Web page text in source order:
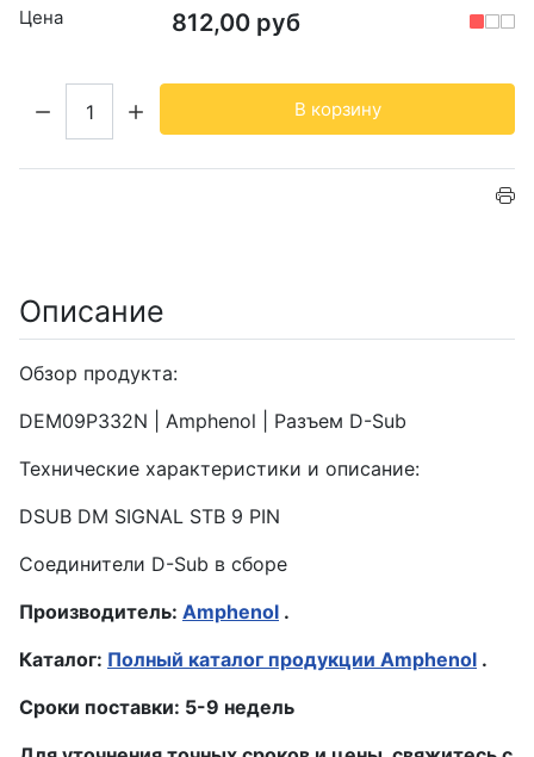
Цена 812,00 руб
В корзину
Описание
Обзор продукта:
DEM09P332N | Amphenol | Разъем D-Sub
Технические характеристики и описание:
DSUB DM SIGNAL STB 9 PIN
Соединители D-Sub в сборе
Производитель: Amphenol .
Каталог: Полный каталог продукции Amphenol .
Сроки поставки: 5-9 недель